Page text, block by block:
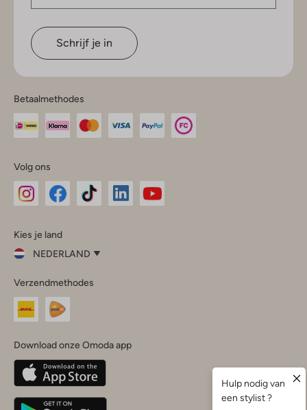
Schrijf je in
Betaalmethodes
Volg ons
InstagramFacebook
Kies je land
NEDERLAND
je
land
Nederland
Belgique(Français)
Deutschland
Verzendmethodes
Download onze Omoda app